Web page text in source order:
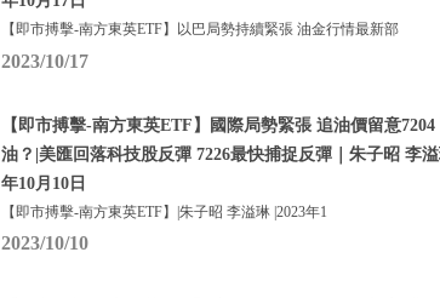
【即市搏擊-南方東英ETF】以巴局勢持續緊張 油金行情最新部
2023/10/17
【即市搏擊-南方東英ETF】國際局勢緊張 追油價留意
油？|美匯回落科技股反彈 7226最快捕捉反彈｜朱子昭 李溢
年10月10日
【即市搏擊-南方東英ETF】|朱子昭 李溢琳 |2023年1
2023/10/10